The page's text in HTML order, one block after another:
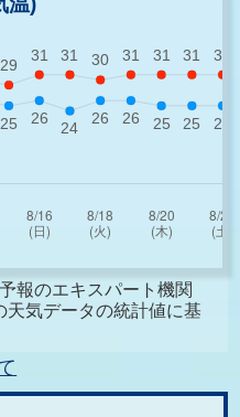
報のエキスパート機関
天気データの統計値に基